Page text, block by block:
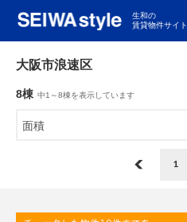
生和の
賃貸物件サイト
TOP
関東TOP
九州TOP
大阪市浪速区
8棟 中1～8棟を表示しています
面積
1